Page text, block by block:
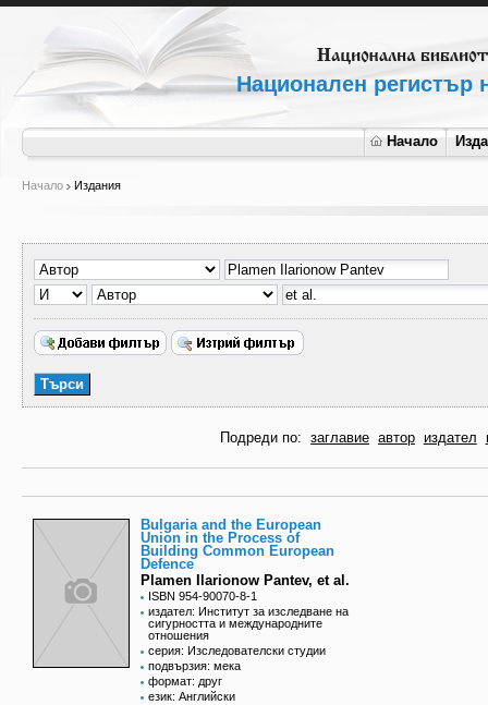
Национален регистър
Начало
Начало Издания
Подреди по: заглавие автор издател
Bulgaria and the European
Union in the Process of
Building Common European
Defence
Plamen Ilarionow Pantev, et al.
ISBN 954-90070-8-1
издател: Институт за изследване на
сигурността и международните
отношения
серия: Изследователски студии
подвързия: мека
формат: друг
език: Английски